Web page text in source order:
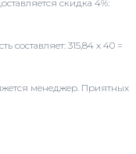
скидка 4%:
составляет: 315,84 x 40 =
менеджер. Приятных